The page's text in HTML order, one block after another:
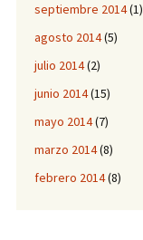
septiembre 2014(1)
agosto 2014(5)
julio 2014(2)
junio 2014(15)
mayo 2014(7)
marzo 2014(8)
febrero 2014(8)